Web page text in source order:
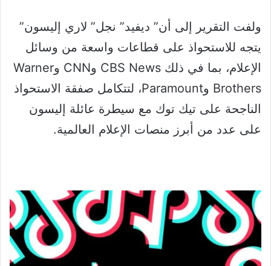
ولفت التقرير إلى أن” ديفيد” نجل” لاري إليسون”
يتجه للاستحواذ على قطاعات واسعة من وسائل
الإعلام، بما في ذلك CBS News وCNN وWarner
Brothers وParamount، لتتكامل صفقة الاستحواذ
الناجحة على تيك توك مع سيطرة عائلة إليسون
على عدد من أبرز منصات الإعلام العالمية.